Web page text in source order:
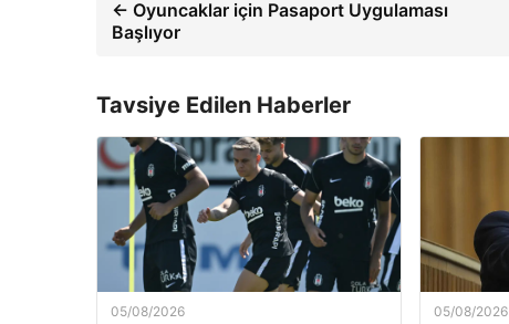
← Oyuncaklar için Pasaport Uygulaması
Başlıyor
Tavsiye Edilen Haberler
05/08/2026 05/08/2026